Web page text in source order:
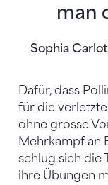
Sophia
man
Dafür, dass
für die
ohne grosse
Mehrkampf an
schlug sich die
ihre Übungen